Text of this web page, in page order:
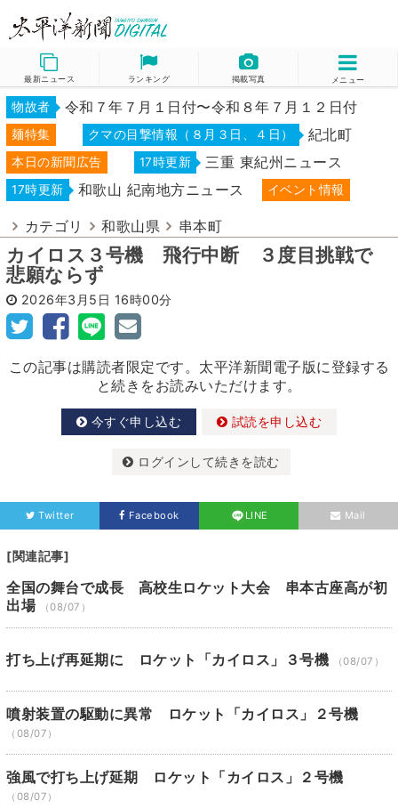
最新ニュース ランキング 掲載写真 メニュー
物故者 令和７年７月１日付〜令和８年７月１２日付
麺特集 クマの目撃情報（８月３日、４日） 紀北町
本日の新聞広告 17時更新 三重 東紀州ニュース
17時更新 和歌山 紀南地方ニュース イベント情報
カテゴリ 和歌山県 串本町
カイロス３号機 飛行中断 ３度目挑戦で
悲願ならず
2026年3月5日 16時00分
この記事は購読者限定です。太平洋新聞電子版に登録する
と続きをお読みいただけます。
今すぐ申し込む 試読を申し込む
ログインして続きを読む
Twitter Facebook LINE Mail
[関連記事]
全国の舞台で成長 高校生ロケット大会 串本古座高が初
出場
（08/07）
打ち上げ再延期に ロケット「カイロス」３号機 （08/07）
噴射装置の駆動に異常 ロケット「カイロス」２号機
（08/07）
強風で打ち上げ延期 ロケット「カイロス」２号機
（08/07）